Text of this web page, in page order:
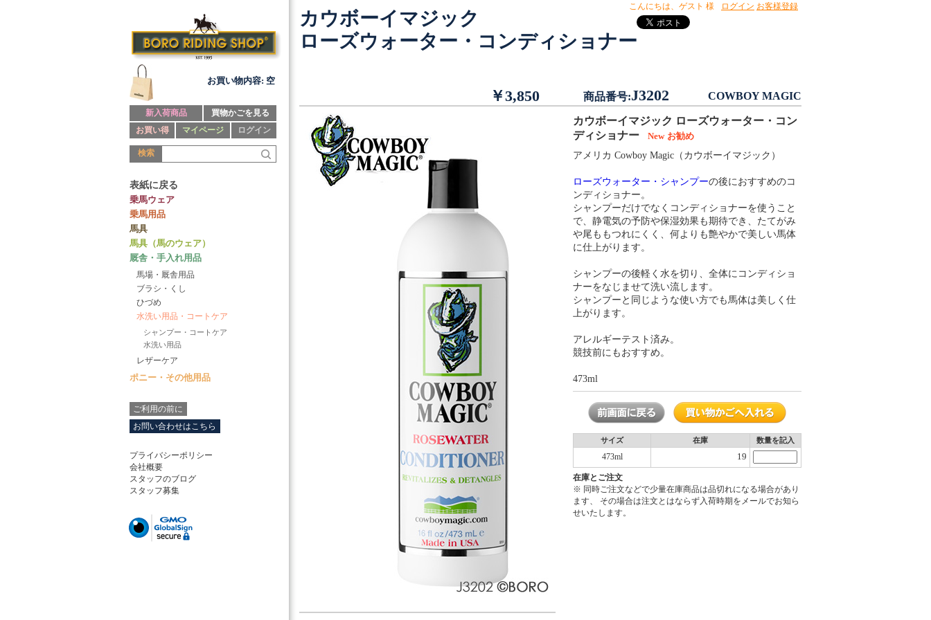
お買い物内容: 空
新入荷商品
買物かごを見る
お買い得
マイページ ログイン
検索
表紙に戻る
乗馬ウェア
乗馬用品
馬具
馬具（馬のウェア）
厩舎・手入れ用品
馬場・厩舎用品
ブラシ・くし
ひづめ
水洗い用品・コートケア
シャンプー・コートケア
水洗い用品
レザーケア
ポニー・その他用品
ご利用の前に
お問い合わせはこちら
プライバシーポリシー
会社概要
スタッフのブログ
スタッフ募集
カウボーイマジック
ローズウォーター・コンディショナー
￥3,850 商品番号:J3202 COWBOY MAGIC
カウボーイマジック ローズウォーター・コン
ディショナー New お勧め
アメリカ Cowboy Magic（カウボーイマジック）
ローズウォーター・シャンプーの後におすすめのコ
ンディショナー。
シャンプーだけでなくコンディショナーを使うこと
で、静電気の予防や保湿効果も期待でき、たてがみ
や尾ももつれにくく、何よりも艶やかで美しい馬体
に仕上がります。
シャンプーの後軽く水を切り、全体にコンディショ
ナーをなじませて洗い流します。
シャンプーと同じような使い方でも馬体は美しく仕
上がります。
アレルギーテスト済み。
競技前にもおすすめ。
473ml
サイズ 在庫 数量を記入
473ml 19
在庫とご注文
※ 同時ご注文などで少量在庫商品は品切れになる場合があり
ます、 その場合は注文とはならず入荷時期をメールでお知ら
せいたします。
こんにちは、 ゲスト 様 ログイン お客様登録